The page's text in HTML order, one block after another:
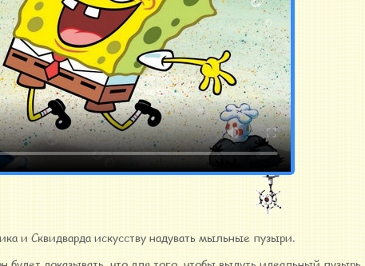
и Сквидварда искусству надувать мыльные пузыри.